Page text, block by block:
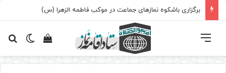
تغییرمشاهده فهرست